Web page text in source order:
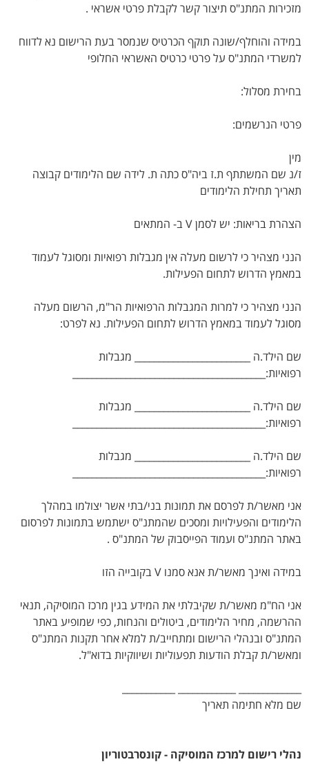
מזכירות המתנ"ס תיצור קשר לקבלת פרטי אשראי .
במידה והוחלף/שונה תוקף הכרטיס שנמסר בעת הרישום נא לדווח
למשרדי המתנ"ס על פרטי כרטיס האשראי החלופי
בחירת מסלול:
פרטי הנרשמים:
מין
ז/נ שם המשתתף ת.ז ביה"ס כתה ת. לידה שם הלימודים קבוצה
תאריך תחילת הלימודים
הצהרת בריאות: יש לסמן V ב- המתאים
הנני מצהיר כי לרשום מעלה אין מגבלות רפואיות ומסוגל לעמוד
במאמץ הדרוש לתחום הפעילות.
הנני מצהיר כי למרות המגבלות הרפואיות הר"מ, הרשום מעלה
מסוגל לעמוד במאמץ הדרוש לתחום הפעילות. נא לפרט:
שם הילד.ה ________________________ מגבלות
רפואיות:________________________________________
שם הילד.ה ________________________ מגבלות
רפואיות:________________________________________
שם הילד.ה ________________________ מגבלות
רפואיות:________________________________________
אני מאשר/ת לפרסם את תמונות בני/בתי אשר יצולמו במהלך
הלימודים והפעילויות ומסכים שהמתנ"ס ישתמש בתמונות לפרסום
באתר המתנ"ס ועמוד הפייסבוק של המתנ"ס .
במידה ואינך מאשר/ת אנא סמנו V בקובייה הזו
אני הח"מ מאשר/ת שקיבלתי את המידע בגין מרכז המוסיקה, תנאי
ההרשמה, מחיר הלימודים, ביטולים והנחות, כפי שמופיע באתר
המתנ"ס ובנהלי הרישום ומתחייב/ת למלא אחר תקנות המתנ"ס
ומאשר/ת קבלת הודעות תפעוליות ושיווקיות בדוא"ל.
שם מלא חתימה תאריך
נהלי רישום למרכז המוסיקה - קונסרבטוריון